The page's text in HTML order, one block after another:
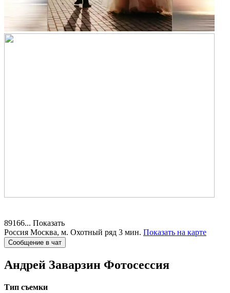
89166... Показать
Россия Москва, м. Охотный ряд 3 мин. Показать на карте
Сообщение в чат
Андрей Заварзин Фотосессия
Тип съемки